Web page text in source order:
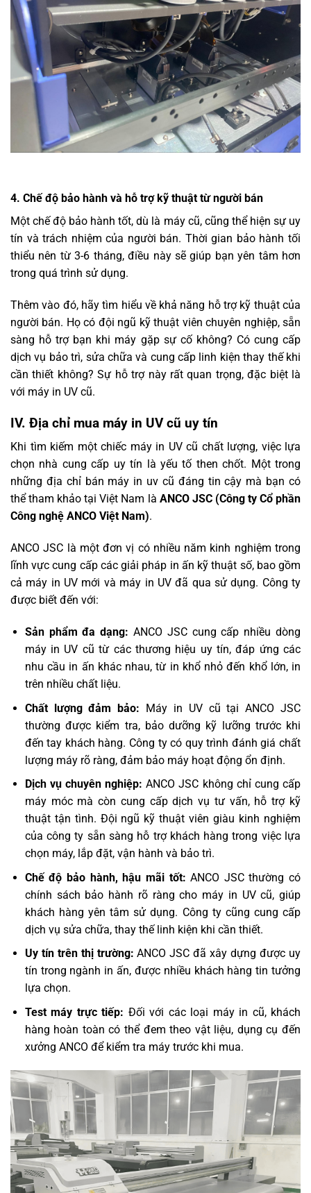
4. Chế độ bảo hành và hỗ trợ kỹ thuật từ người bán
Một chế độ bảo hành tốt, dù là máy cũ, cũng thể hiện sự uy
tín và trách nhiệm của người bán. Thời gian bảo hành tối
thiểu nên từ 3-6 tháng, điều này sẽ giúp bạn yên tâm hơn
trong quá trình sử dụng.
Thêm vào đó, hãy tìm hiểu về khả năng hỗ trợ kỹ thuật của
người bán. Họ có đội ngũ kỹ thuật viên chuyên nghiệp, sẵn
sàng hỗ trợ bạn khi máy gặp sự cố không? Có cung cấp
dịch vụ bảo trì, sửa chữa và cung cấp linh kiện thay thế khi
cần thiết không? Sự hỗ trợ này rất quan trọng, đặc biệt là
với máy in UV cũ.
IV. Địa chỉ mua máy in UV cũ uy tín
Khi tìm kiếm một chiếc máy in UV cũ chất lượng, việc lựa
chọn nhà cung cấp uy tín là yếu tố then chốt. Một trong
những địa chỉ bán máy in uv cũ đáng tin cậy mà bạn có
thể tham khảo tại Việt Nam là ANCO JSC (Công ty Cổ phần
Công nghệ ANCO Việt Nam).
ANCO JSC là một đơn vị có nhiều năm kinh nghiệm trong
lĩnh vực cung cấp các giải pháp in ấn kỹ thuật số, bao gồm
cả máy in UV mới và máy in UV đã qua sử dụng. Công ty
được biết đến với:
Sản phẩm đa dạng: ANCO JSC cung cấp nhiều dòng
máy in UV cũ từ các thương hiệu uy tín, đáp ứng các
nhu cầu in ấn khác nhau, từ in khổ nhỏ đến khổ lớn, in
trên nhiều chất liệu.
Chất lượng đảm bảo: Máy in UV cũ tại ANCO JSC
thường được kiểm tra, bảo dưỡng kỹ lưỡng trước khi
đến tay khách hàng. Công ty có quy trình đánh giá chất
lượng máy rõ ràng, đảm bảo máy hoạt động ổn định.
Dịch vụ chuyên nghiệp: ANCO JSC không chỉ cung cấp
máy móc mà còn cung cấp dịch vụ tư vấn, hỗ trợ kỹ
thuật tận tình. Đội ngũ kỹ thuật viên giàu kinh nghiệm
của công ty sẵn sàng hỗ trợ khách hàng trong việc lựa
chọn máy, lắp đặt, vận hành và bảo trì.
Chế độ bảo hành, hậu mãi tốt: ANCO JSC thường có
chính sách bảo hành rõ ràng cho máy in UV cũ, giúp
khách hàng yên tâm sử dụng. Công ty cũng cung cấp
dịch vụ sửa chữa, thay thế linh kiện khi cần thiết.
Uy tín trên thị trường: ANCO JSC đã xây dựng được uy
tín trong ngành in ấn, được nhiều khách hàng tin tưởng
lựa chọn.
Test máy trực tiếp: Đối với các loại máy in cũ, khách
hàng hoàn toàn có thể đem theo vật liệu, dụng cụ đến
xưởng ANCO để kiểm tra máy trước khi mua.